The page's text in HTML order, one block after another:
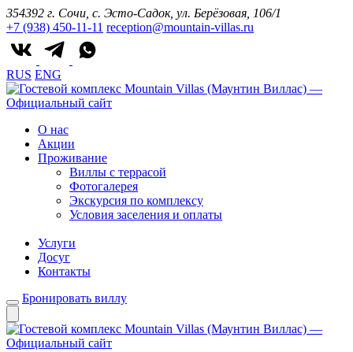
354392 г. Сочи, с. Эсто-Садок, ул. Берёзовая, 106/1
+7 (938) 450-11-11 reception@mountain-villas.ru
RUS ENG
О нас
Акции
Проживание
Виллы с террасой
Фотогалерея
Экскурсия по комплексу
Условия заселения и оплаты
Услуги
Досуг
Контакты
Бронировать виллу